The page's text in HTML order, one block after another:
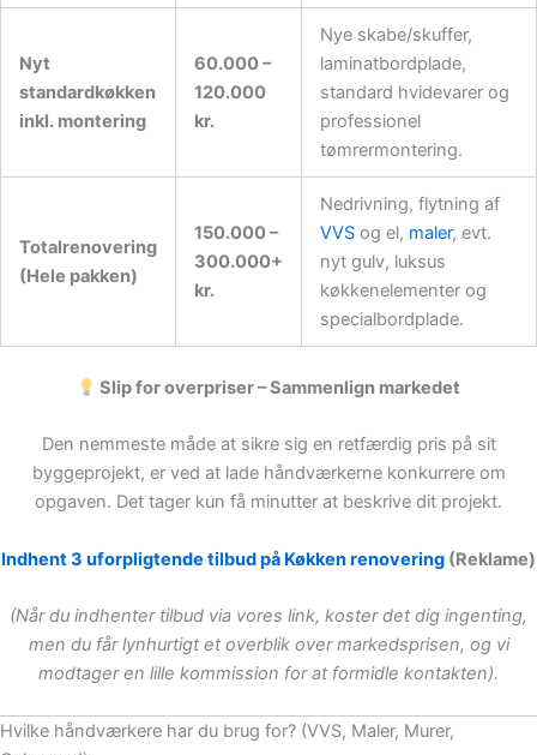
Nyt
standardkøkken
inkl. montering
60.000 –
120.000
kr.
Nye skabe/skuffer,
laminatbordplade,
standard hvidevarer og
professionel
tømrermontering.
Totalrenovering
(Hele pakken)
150.000 –
300.000+
kr.
Nedrivning, flytning af
VVSog el, maler, evt.
nyt gulv, luksus
køkkenelementer og
specialbordplade.
Slip for overpriser – Sammenlign markedet
Den nemmeste måde at sikre sig en retfærdig pris på sit
byggeprojekt, er ved at lade håndværkerne konkurrere om
opgaven. Det tager kun få minutter at beskrive dit projekt.
Indhent 3 uforpligtende tilbud på Køkken renovering (Reklame)
(Når du indhenter tilbud via vores link, koster det dig ingenting,
men du får lynhurtigt et overblik over markedsprisen, og vi
modtager en lille kommission for at formidle kontakten).
Hvilke håndværkere har du brug for? (VVS, Maler, Murer,